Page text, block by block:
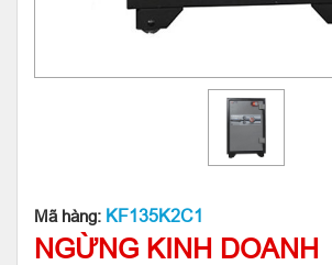
Mã hàng: KF135K2C1
NGỪNG KINH DOANH